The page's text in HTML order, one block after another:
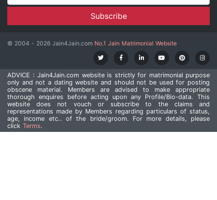
© 2004 - 2026 Jain4Jain.com No.1 Jain Matrimonial Website
ADVICE : Jain4Jain.com website is strictly for matrimonial purpose
only and not a dating website and should not be used for posting
obscene material. Members are advised to make appropriate
thorough enquires before acting upon any Profile/Bio-data. This
website does not vouch or subscribe to the claims and
representations made by Members regarding particulars of status,
age, income etc.. of the bride/groom. For more details, please
click Terms.